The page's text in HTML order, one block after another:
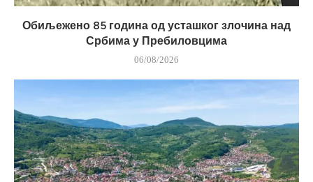
Обиљежено 85 година од усташког злочина над
Србима у Пребиловцима
06/08/2026